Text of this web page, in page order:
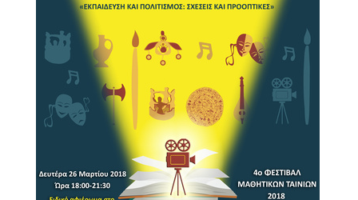
2019
2018
2017
2016
2015